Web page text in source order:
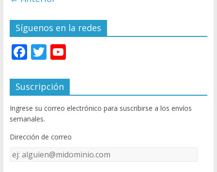
Síguenos en la redes
F
e
b
o
o
k
T
itt
er
Y
u
T
u
e
C
Suscripción
Ingrese su correo electrónico para suscribirse a los envíos
semanales.
Dirección de correo
Dirección
de